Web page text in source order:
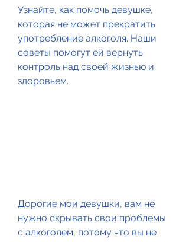
Узнайте, как помочь девушке,
которая не может прекратить
употребление алкоголя. Наши
советы помогут ей вернуть
контроль над своей жизнью и
здоровьем.
Дорогие мои девушки, вам не
нужно скрывать свои проблемы
с алкоголем, потому что вы не